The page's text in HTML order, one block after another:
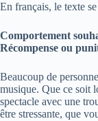
En français, le texte
Comportement
Récompense ou
Beaucoup de
musique. Que ce soit
spectacle avec une
être stressante, que